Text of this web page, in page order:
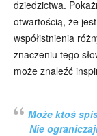
dziedzictwa.
otwartością, że
współistnienia
znaczeniu tego
może znaleźć
Może ktoś
Nie